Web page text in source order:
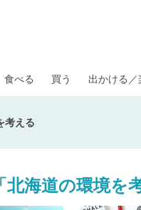
食べる 買う 出かける／
考える
「北海道の環境